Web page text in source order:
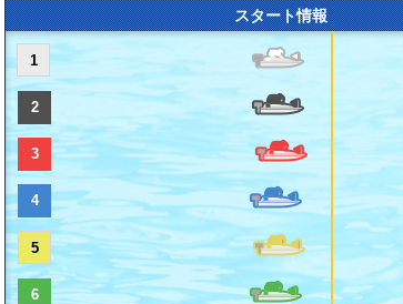
スタート情報
1
2
3
4
5
6